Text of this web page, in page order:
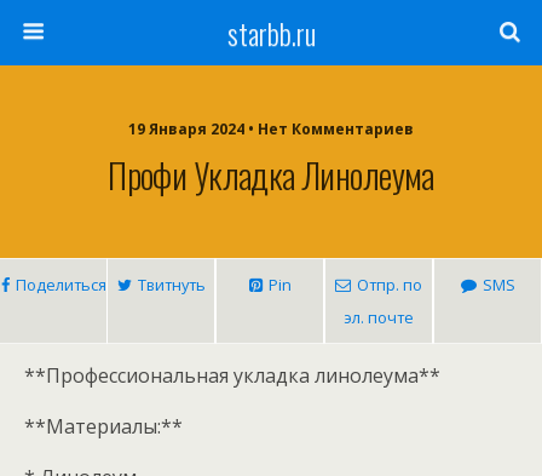
starbb.ru
19 Января 2024 • Нет Комментариев
Профи Укладка Линолеума
Поделиться Твитнуть Pin
Отпр. по
эл. почте
SMS
**Профессиональная укладка линолеума**
**Материалы:**